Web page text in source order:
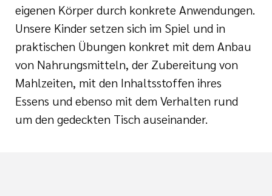
der cts
eigenen Körper durch konkrete Anwendungen.
Unsere Kinder setzen sich im Spiel und in
praktischen Übungen konkret mit dem Anbau
von Nahrungsmitteln, der Zubereitung von
Mahlzeiten, mit den Inhaltsstoffen ihres
Essens und ebenso mit dem Verhalten rund
um den gedeckten Tisch auseinander.